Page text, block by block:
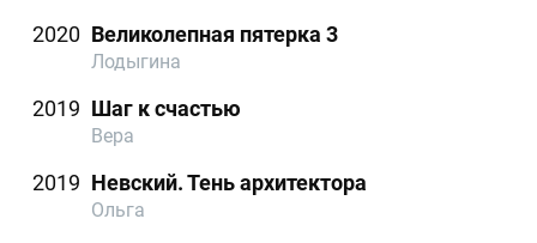
2020 Великолепная пятерка 3
Лодыгина
2019 Шаг к счастью
Вера
2019 Невский. Тень архитектора
Ольга